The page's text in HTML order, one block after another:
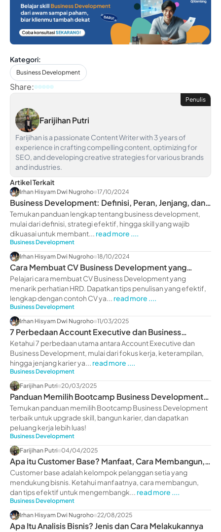
Kategori:
Business Development
Share:
Penulis
Farijihan Putri
Farijihan is a passionate Content Writer with 3 years of
experience in crafting compelling content, optimizing for
SEO, and developing creative strategies for various brands
and industries.
Artikel Terkait
Irhan Hisyam Dwi Nugroho 17/10/2024
Business Development: Definisi, Peran, Jenjang, dan
Skill yang Harus Dikuasai
Temukan panduan lengkap tentang business development,
mulai dari definisi, strategi efektif, hingga skill yang wajib
dikuasai untuk membant... read more ....
Business Development
Irhan Hisyam Dwi Nugroho 18/10/2024
Cara Membuat CV Business Development yang
Menarik HRD, dan Contohnya
Pelajari cara membuat CV Business Development yang
menarik perhatian HRD. Dapatkan tips penulisan yang efektif,
lengkap dengan contoh CV ya... read more ....
Business Development
Irhan Hisyam Dwi Nugroho 11/03/2025
7 Perbedaan Account Executive dan Business
Development
Ketahui 7 perbedaan utama antara Account Executive dan
Business Development, mulai dari fokus kerja, keterampilan,
hingga jenjang karier ya... read more ....
Business Development
Farijihan Putri 20/03/2025
Panduan Memilih Bootcamp Business Development
Terbaik
Temukan panduan memilih Bootcamp Business Development
terbaik untuk upgrade skill, bangun karier, dan dapatkan
peluang kerja lebih luas!
Business Development
Farijihan Putri 04/04/2025
Apa itu Customer Base? Manfaat, Cara Membangun,
& Tips
Customer base adalah kelompok pelanggan setia yang
mendukung bisnis. Ketahui manfaatnya, cara membangun,
dan tips efektif untuk mengembangk... read more ....
Business Development
Irhan Hisyam Dwi Nugroho 22/08/2025
Apa Itu Analisis Bisnis? Jenis dan Cara Melakukannya